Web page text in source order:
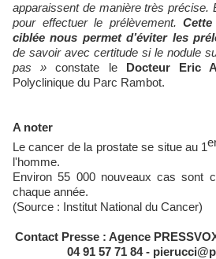
apparaissent de manière très précise.
pour effectuer le prélèvement.
ciblée nous permet d’éviter les
de savoir avec certitude si le nodule
pas » constate le Docteur Eric
Polyclinique du Parc Rambot.
A noter
Le cancer de la prostate se situe au 1
l'homme.
Environ 55 000 nouveaux cas sont
chaque année.
(Source : Institut National du Cancer)
Contact Presse : Agence
04 91 57 71 84 -